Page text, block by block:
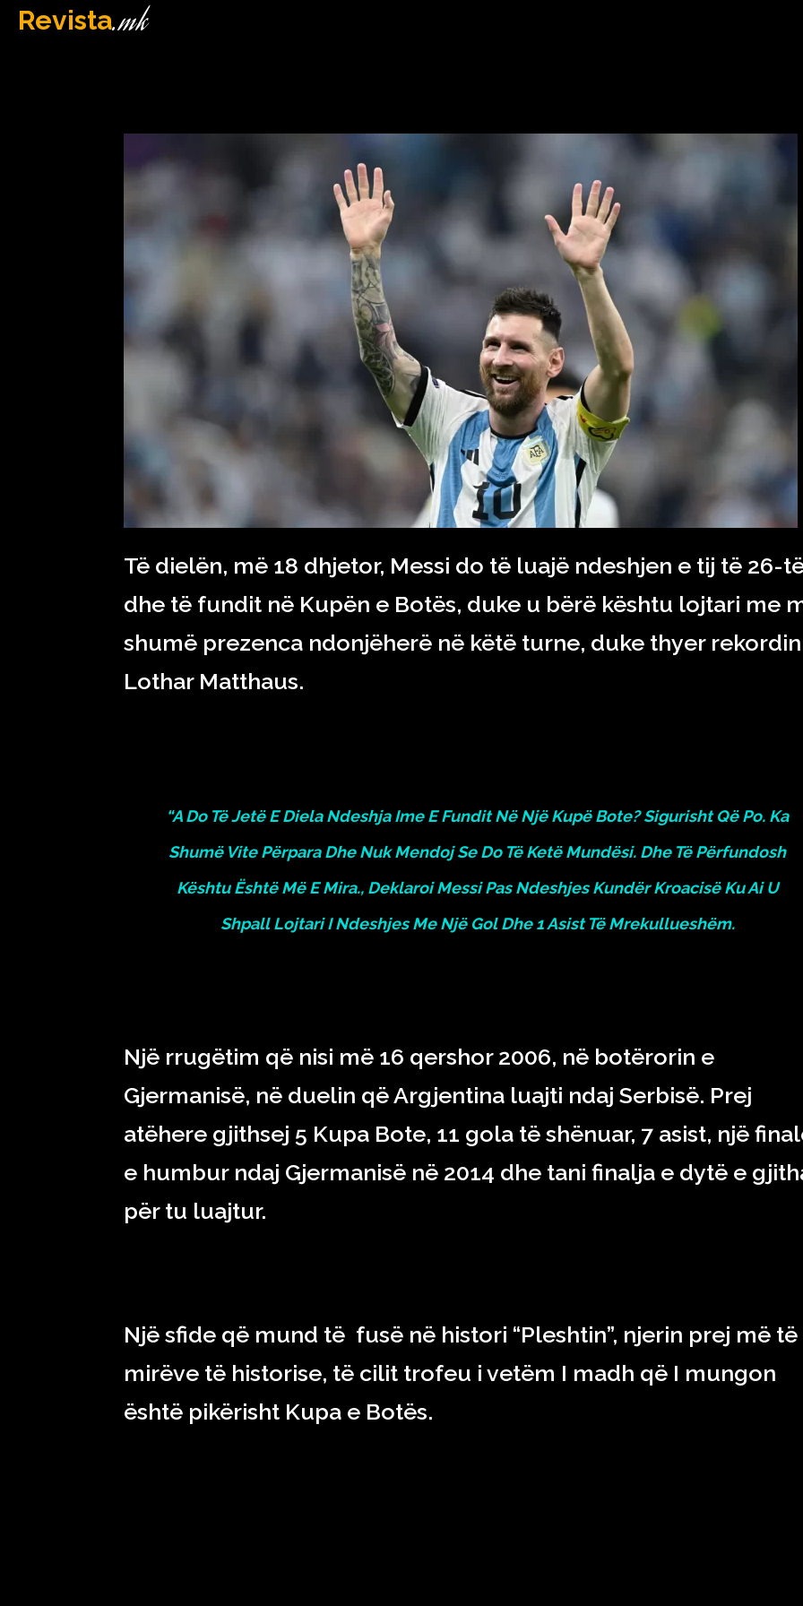
Revista.mk
Të dielën, më 18 dhjetor, Messi do të luajë ndeshjen e tij të 26-
dhe të fundit në Kupën e Botës, duke u bërë kështu lojtari me
shumë prezenca ndonjëherë në këtë turne, duke thyer
Lothar Matthaus.
“A Do Të Jetë E Diela Ndeshja Ime E Fundit Në Një Kupë Bote? Sigurisht Që Po. Ka
Shumë Vite Përpara Dhe Nuk Mendoj Se Do Të Ketë Mundësi. Dhe Të Përfundosh
Kështu Është Më E Mira., Deklaroi Messi Pas Ndeshjes Kundër Kroacisë Ku Ai U
Shpall Lojtari I Ndeshjes Me Një Gol Dhe 1 Asist Të Mrekullueshëm.
Një rrugëtim që nisi më 16 qershor 2006, në botërorin e
Gjermanisë, në duelin që Argjentina luajti ndaj Serbisë. Prej
atëhere gjithsej 5 Kupa Bote, 11 gola të shënuar, 7 asist, një
e humbur ndaj Gjermanisë në 2014 dhe tani finalja e dytë e
për tu luajtur.
Një sfide që mund të fusë në histori “Pleshtin”, njerin prej më të
mirëve të historise, të cilit trofeu i vetëm I madh që I mungon
është pikërisht Kupa e Botës.